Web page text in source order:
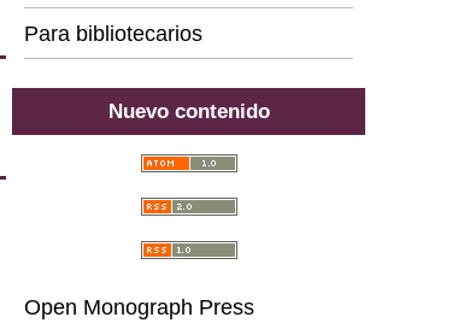
Para bibliotecarios
Nuevo contenido
Open Monograph Press